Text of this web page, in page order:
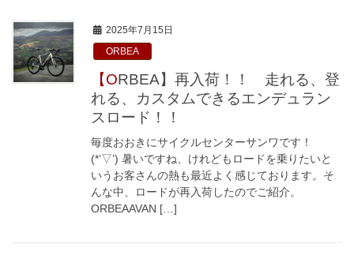
2025年7月15日
ORBEA
【ORBEA】再入荷！！ 走れる、登
れる、カスタムできるエンデュラン
スロード！！
毎度おおきにサイクルセンターサンワです！
(*’▽’) 暑いですね、けれどもロードを乗りたいと
いうお客さんの熱も最近よく感じております。そ
んな中、ロードが再入荷したのでご紹介。
ORBEAAVAN […]